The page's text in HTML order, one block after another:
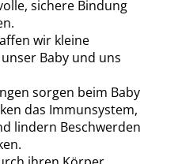
sichere Bindung
wir kleine
Baby und uns
sorgen beim Baby
das Immunsystem,
lindern Beschwerden